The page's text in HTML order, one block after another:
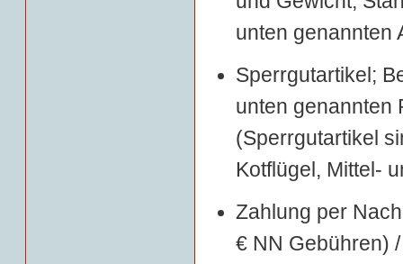
unten genannten
Sperrgutartikel;
unten genannten
(Sperrgutartikel
Kotflügel, Mittel-
Zahlung per
€ NN Gebühren)